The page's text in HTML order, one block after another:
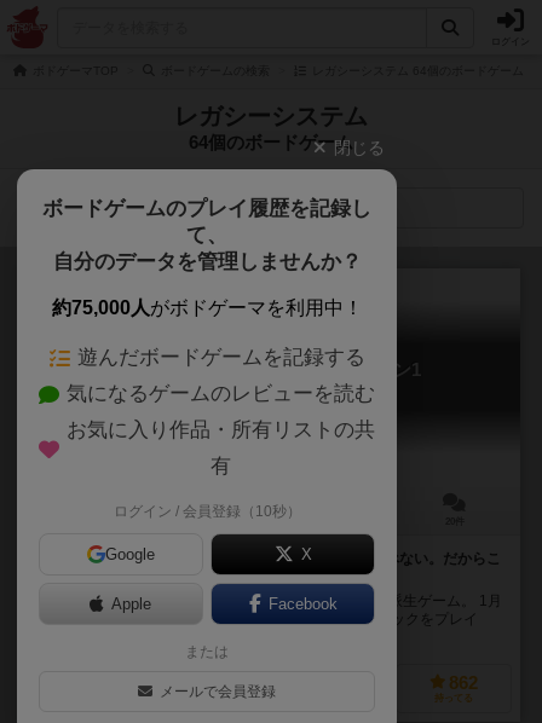
レガシーシステム
64個のボードゲーム
検索メニュー
パンデミック・レガシー：シーズン1
Pandemic Legacy: Season 1
60分前後
パンデミックを12回でフルゲーム。しかも1度しか遊べない。だからこ
そ味わえるワクワクとドキドキ。
パンデミック：レガシーはかの有名な協力型ゲームの派生ゲーム。 1月
から12月まで各月１回（負ければもう１回）パンデミックをプレイ
806
経験あり
862
持ってる
閉じる
ボードゲームのプレイ履歴を記録し
て、
自分のデータを管理しませんか？
約75,000人がボドゲーマを利用中！
遊んだボードゲームを記録する
気になるゲームのレビューを読む
お気に入り作品・所有リストの共
有
ログイン / 会員登録（10秒）
Google X
Apple Facebook
または
メールで会員登録